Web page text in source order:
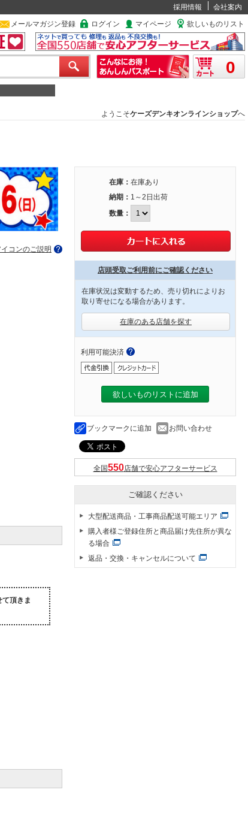
採用情報
会社案内
メールマガジン登録 ログイン マイページ 欲しいものリスト
0
ようこそケーズデンキオンラインショップへ
イコンのご説明
頂きま
在庫： 在庫あり
納期： 1～2日出荷
数量：
店頭受取ご利用前にご確認ください
在庫状況は変動するため、売り切れによりお
取り寄せになる場合があります。
在庫のある店舗を探す
利用可能決済
欲しいものリストに追加
ブックマークに追加 お問い合わせ
全国 店舗で安心アフターサービス
ご確認ください
大型配送商品・工事商品配送可能エリア
購入者様ご登録住所と商品届け先住所が異な
る場合
返品・交換・キャンセルについて